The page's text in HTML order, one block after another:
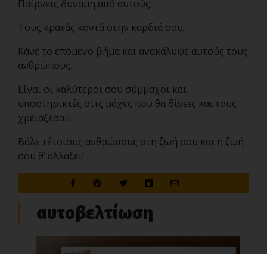
Παίρνεις δύναμη από αυτούς;
Τους κρατάς κοντά στην καρδιά σου;
Κάνε το επόμενο βήμα και ανακάλυψε αυτούς τους
ανθρώπους.
Είναι οι καλύτεροι σου σύμμαχοι και
υποστηρικτές στις μάχες που θα δίνεις και τους
χρειάζεσαι!
Βάλε τέτοιους ανθρώπους στη ζωή σου και η ζωή
σου θ’ αλλάξει!
αυτοβελτίωση